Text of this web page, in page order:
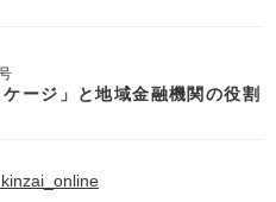
ケージ」と地域金融機関の役割